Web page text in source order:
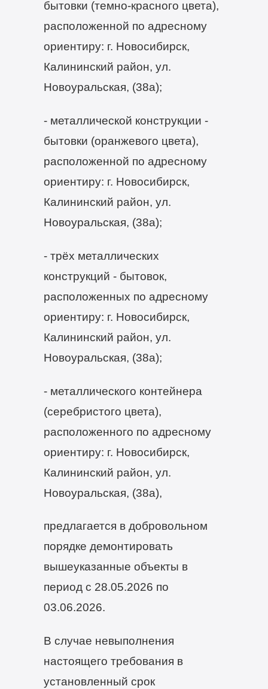
бытовки (темно-красного цвета),
расположенной по адресному
ориентиру: г. Новосибирск,
Калининский район, ул.
Новоуральская, (38а);
- металлической конструкции -
бытовки (оранжевого цвета),
расположенной по адресному
ориентиру: г. Новосибирск,
Калининский район, ул.
Новоуральская, (38а);
- трёх металлических
конструкций - бытовок,
расположенных по адресному
ориентиру: г. Новосибирск,
Калининский район, ул.
Новоуральская, (38а);
- металлического контейнера
(серебристого цвета),
расположенного по адресному
ориентиру: г. Новосибирск,
Калининский район, ул.
Новоуральская, (38а),
предлагается в добровольном
порядке демонтировать
вышеуказанные объекты в
период с 28.05.2026 по
03.06.2026.
В случае невыполнения
настоящего требования в
установленный срок